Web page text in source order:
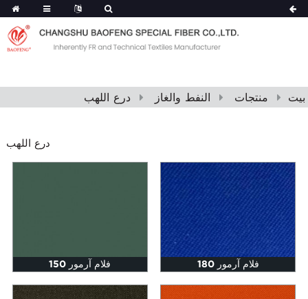
بيت منتجات النفط والغاز درع اللهب
درع اللهب
فلام آرمور 180 فلام آرمور 150